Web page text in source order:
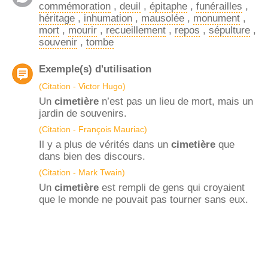
commémoration , deuil , épitaphe , funérailles ,
héritage , inhumation , mausolée , monument ,
mort , mourir , recueillement , repos , sépulture ,
souvenir , tombe
Exemple(s) d'utilisation
(Citation - Victor Hugo)
Un cimetière n’est pas un lieu de mort, mais un
jardin de souvenirs.
(Citation - François Mauriac)
Il y a plus de vérités dans un cimetière que
dans bien des discours.
(Citation - Mark Twain)
Un cimetière est rempli de gens qui croyaient
que le monde ne pouvait pas tourner sans eux.